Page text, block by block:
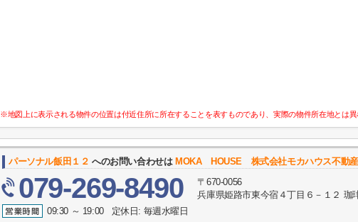
※地図上に表示される物件の位置は付近住所に所在することを表すものであり、実際の物件所在地とは異
パーソナル飯田１２ へのお問い合わせは MOKA HOUSE 株式会社モカハウス不動
079-269-8490
〒670-0056
兵庫県姫路市東今宿４丁目６－１２ 珈
09:30 ～ 19:00 定休日: 毎週水曜日